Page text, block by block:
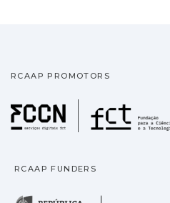
RCAAP PROMOTORS
RCAAP FUNDERS